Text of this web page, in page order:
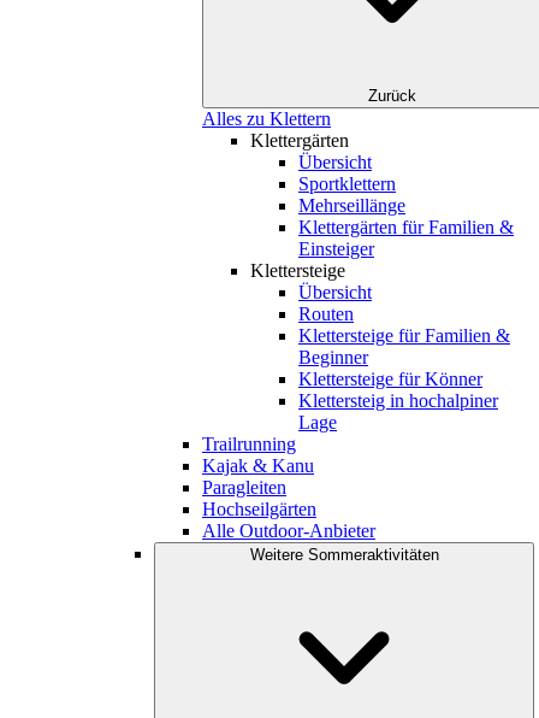
Zurück
Alles zu Klettern
Klettergärten
Übersicht
Sportklettern
Mehrseillänge
Klettergärten für Familien &
Einsteiger
Klettersteige
Übersicht
Routen
Klettersteige für Familien &
Beginner
Klettersteige für Könner
Klettersteig in hochalpiner
Lage
Trailrunning
Kajak & Kanu
Paragleiten
Hochseilgärten
Alle Outdoor-Anbieter
Weitere Sommeraktivitäten